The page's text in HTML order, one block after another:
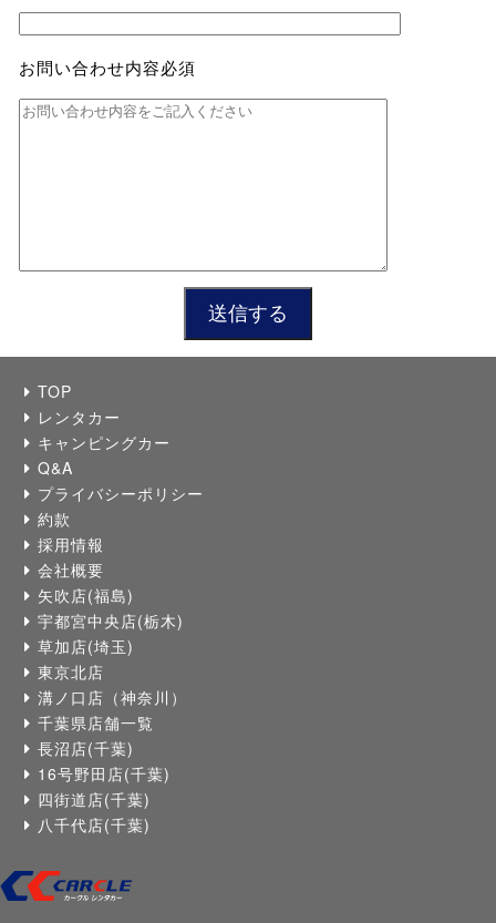
お問い合わせ内容必須
TOP
レンタカー
キャンピングカー
Q&A
プライバシーポリシー
約款
採用情報
会社概要
矢吹店(福島)
宇都宮中央店(栃木)
草加店(埼玉)
東京北店
溝ノ口店（神奈川）
千葉県店舗一覧
長沼店(千葉)
16号野田店(千葉)
四街道店(千葉)
八千代店(千葉)